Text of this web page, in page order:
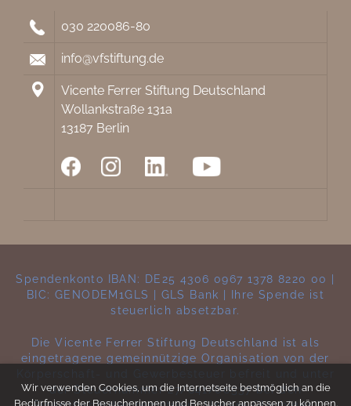
030 220086-80
info@vfstiftung.de
Vicente Ferrer Stiftung Deutschland
Wollankstraße 131a
13187 Berlin
Spendenkonto IBAN: DE25 4306 0967 1378 8220 00 |
BIC: GENODEM1GLS | GLS Bank | Ihre Spende ist
steuerlich absetzbar.
Die Vicente Ferrer Stiftung Deutschland ist als
eingetragene gemeinnützige Organisation von der
der Steuernummer 27/641/00537 bei den
Wir verwenden Cookies, um die Internetseite bestmöglich an die
Bedürfnisse der Besucherinnen und Besucher anpassen zu können.